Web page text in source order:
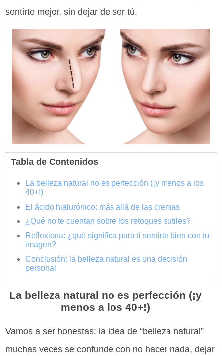
sentirte mejor, sin dejar de ser tú.
Tabla de Contenidos
La belleza natural no es perfección (¡y menos a los
40+!)
El ácido hialurónico: más allá de las cremas
¿Qué no te cuentan sobre los retoques sutiles?
Reflexiona: ¿qué significa para ti sentirte bien con tu
imagen?
Conclusión: la belleza natural es una decisión
personal
La belleza natural no es perfección (¡y
menos a los 40+!)
Vamos a ser honestas: la idea de “belleza natural”
muchas veces se confunde con no hacer nada, dejar